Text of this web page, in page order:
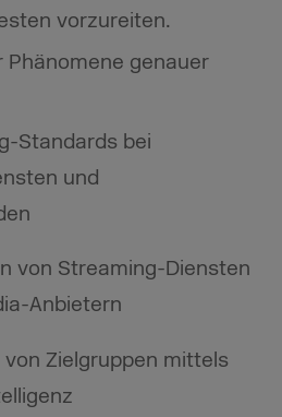
vorzureiten.
Phänomene genauer
Standards bei
und
von Streaming-Diensten
Anbietern
Zielgruppen mittels